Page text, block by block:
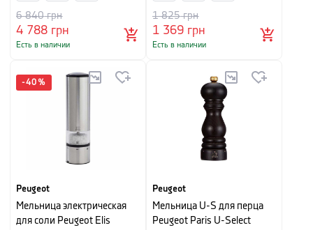
4 788 грн
6 840грн
Есть в наличии
1 369 грн
1 825грн
Есть в наличии
-40 %
Peugeot
Мельница электрическая
для соли Peugeot Elis
Peugeot
Мельница U-S для перца
Peugeot Paris U-Select